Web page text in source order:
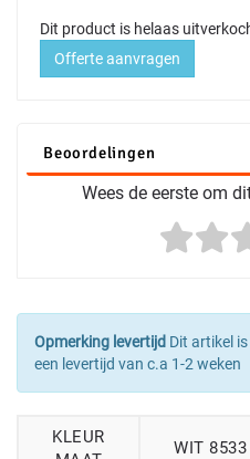
Dit product is helaas
Offerte aanvragen
Beoordelingen
Wees de eerste om
Opmerking levertijd Dit artikel
een levertijd van c.a 1-2 weken
KLEUR
WIT 8533